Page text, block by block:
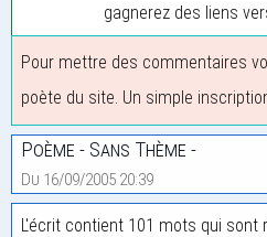
gagnerez des liens
Pour mettre des commentaires
poète du site. Un simple
Poème - Sans Thème -
Du 16/09/2005 20:39
L'écrit contient 101 mots qui sont